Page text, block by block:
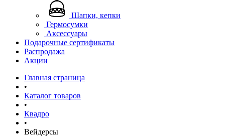
Шапки, кепки
Гермосумки
Аксессуары
Подарочные сертификаты
Распродажа
Акции
Главная страница
•
Каталог товаров
•
Квадро
•
Вейдерсы